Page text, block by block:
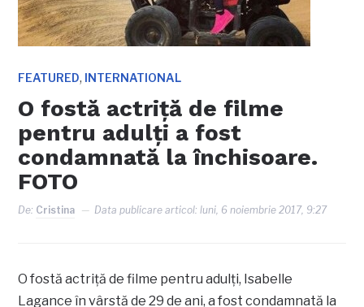
FEATURED, INTERNATIONAL
O fostă actriță de filme
pentru adulți a fost
condamnată la închisoare.
FOTO
De: Cristina Data publicare articol:luni, 6 noiembrie 2017, 9:27
O fostă actriță de filme pentru adulți, Isabelle
Lagance în vârstă de 29 de ani, a fost condamnată la